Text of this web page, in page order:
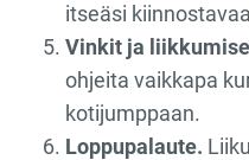
itseäsi
Vinkit ja
ohjeita vaikkapa
kotijumppaan.
Loppupalaute.